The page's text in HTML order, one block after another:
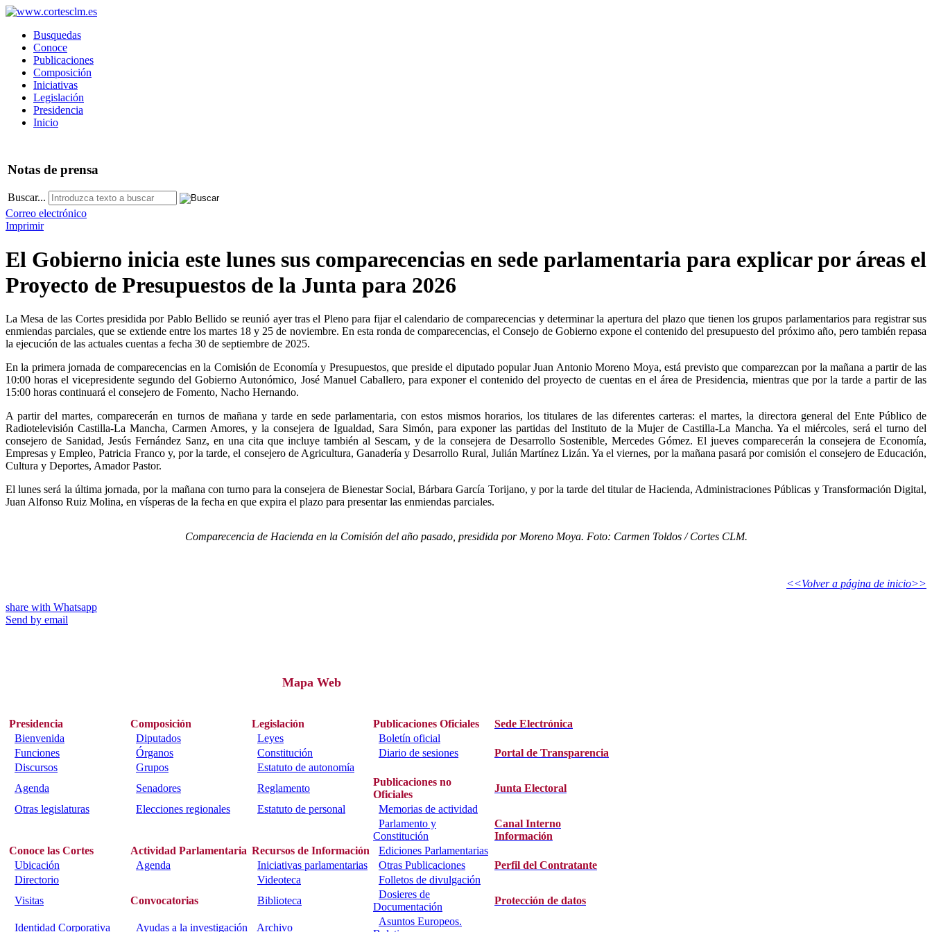
Busquedas
Conoce
Publicaciones
Composición
Iniciativas
Legislación
Presidencia
Inicio
Notas de prensa
Buscar...
Correo electrónico
Imprimir
El Gobierno inicia este lunes sus comparecencias en sede parlamentaria para explicar por áreas el
Proyecto de Presupuestos de la Junta para 2026
La Mesa de las Cortes presidida por Pablo Bellido se reunió ayer tras el Pleno para fijar el calendario de comparecencias y determinar la apertura del plazo que tienen los grupos parlamentarios para registrar sus
enmiendas parciales, que se extiende entre los martes 18 y 25 de noviembre. En esta ronda de comparecencias, el Consejo de Gobierno expone el contenido del presupuesto del próximo año, pero también repasa
la ejecución de las actuales cuentas a fecha 30 de septiembre de 2025.
En la primera jornada de comparecencias en la Comisión de Economía y Presupuestos, que preside el diputado popular Juan Antonio Moreno Moya, está previsto que comparezcan por la mañana a partir de las
10:00 horas el vicepresidente segundo del Gobierno Autonómico, José Manuel Caballero, para exponer el contenido del proyecto de cuentas en el área de Presidencia, mientras que por la tarde a partir de las
15:00 horas continuará el consejero de Fomento, Nacho Hernando.
A partir del martes, comparecerán en turnos de mañana y tarde en sede parlamentaria, con estos mismos horarios, los titulares de las diferentes carteras: el martes, la directora general del Ente Público de
Radiotelevisión Castilla-La Mancha, Carmen Amores, y la consejera de Igualdad, Sara Simón, para exponer las partidas del Instituto de la Mujer de Castilla-La Mancha. Ya el miércoles, será el turno del
consejero de Sanidad, Jesús Fernández Sanz, en una cita que incluye también al Sescam, y de la consejera de Desarrollo Sostenible, Mercedes Gómez. El jueves comparecerán la consejera de Economía,
Empresas y Empleo, Patricia Franco y, por la tarde, el consejero de Agricultura, Ganadería y Desarrollo Rural, Julián Martínez Lizán. Ya el viernes, por la mañana pasará por comisión el consejero de Educación,
Cultura y Deportes, Amador Pastor.
El lunes será la última jornada, por la mañana con turno para la consejera de Bienestar Social, Bárbara García Torijano, y por la tarde del titular de Hacienda, Administraciones Públicas y Transformación Digital,
Juan Alfonso Ruiz Molina, en vísperas de la fecha en que expira el plazo para presentar las enmiendas parciales.
Comparecencia de Hacienda en la Comisión del año pasado, presidida por Moreno Moya. Foto: Carmen Toldos / Cortes CLM.
<<Volver a página de inicio>>
share with Whatsapp
Send by email
Mapa Web
Presidencia Composición Legislación Publicaciones Oficiales
Sede Electrónica
Bienvenida
Diputados Leyes
Boletín oficial
Funciones
Órganos Constitución Diario de sesiones
Portal de Transparencia
Discursos
Grupos
Estatuto de autonomía
Agenda
Senadores Reglamento
Publicaciones no
Oficiales
Junta Electoral
Otras legislaturas
Elecciones regionales Estatuto de personal
Memorias de actividad
Parlamento y
Constitución
Canal Interno
Información
Conoce las Cortes
Actividad Parlamentaria Recursos de Información
Ediciones Parlamentarias
Ubicación
Agenda Iniciativas parlamentarias Otras Publicaciones
Perfil del Contratante
Directorio
Videoteca
Folletos de divulgación
Visitas
Convocatorias Biblioteca
Dosieres de
Documentación
Protección de datos
Identidad Corporativa Ayudas a la investigación Archivo
Asuntos Europeos.